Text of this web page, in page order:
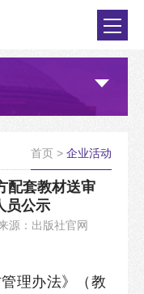
首页 > 企业活动
配套教材送审
员公示
源：出版社官网
理办法》（教